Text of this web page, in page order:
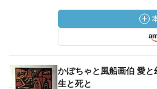
かぼちゃと風船画伯 愛
生と死と